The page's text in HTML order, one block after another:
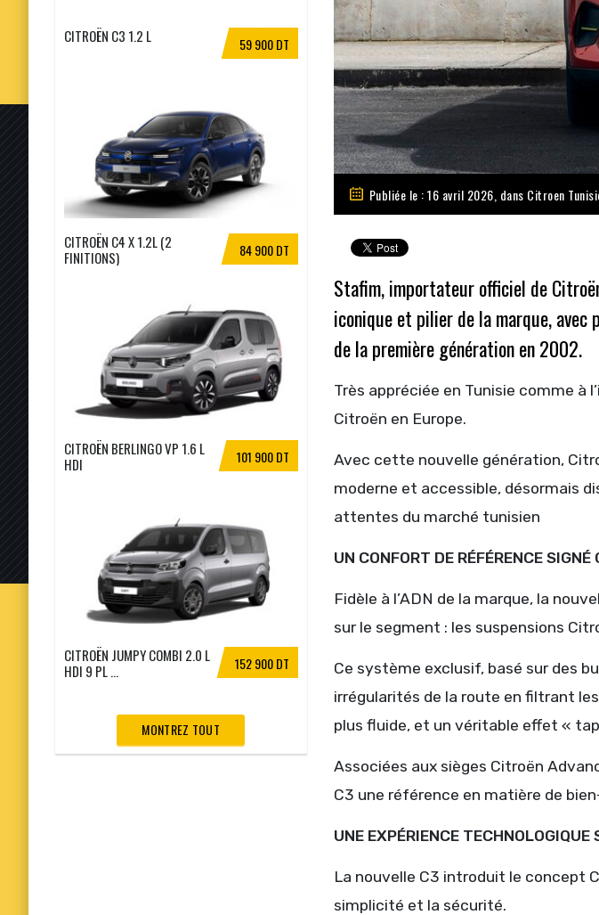
Publiée le : 16 avril 2026, dans Citroen
Stafim, importateur officiel de
iconique et pilier de la marque, avec
de la première génération en 2002.
Très appréciée en Tunisie comme à
Citroën en Europe.
Avec cette nouvelle génération,
moderne et accessible, désormais
attentes du marché tunisien
UN CONFORT DE RÉFÉRENCE SIGNÉ
Fidèle à l’ADN de la marque, la
sur le segment : les suspensions
Ce système exclusif, basé sur des
irrégularités de la route en filtrant
plus fluide, et un véritable effet «
Associées aux sièges Citroën
C3 une référence en matière de
UNE EXPÉRIENCE
La nouvelle C3 introduit le concept
simplicité et la sécurité.
59 900 DT
CITROËN C3 1.2 L
84 900 DT
CITROËN C4 X 1.2L (2
FINITIONS)
101 900 DT
CITROËN BERLINGO VP 1.6 L
HDI
152 900 DT
CITROËN JUMPY COMBI 2.0 L
HDI 9 PL ...
MONTREZ TOUT